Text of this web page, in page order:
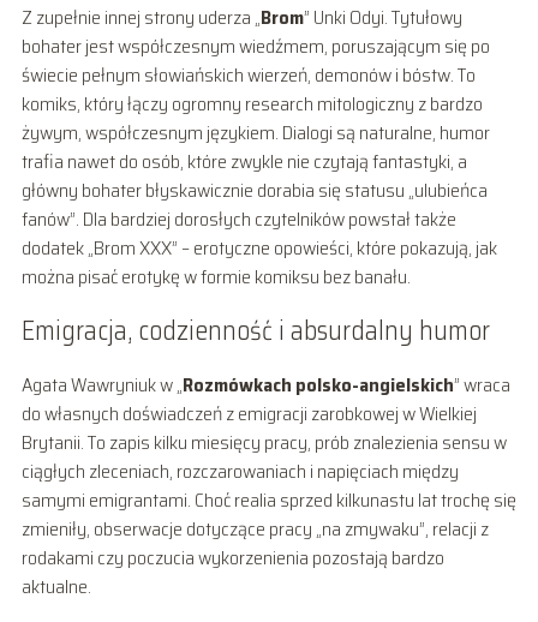
Z zupełnie innej strony uderza „Brom” Unki Odyi. Tytułowy
bohater jest współczesnym wiedźmem, poruszającym się po
świecie pełnym słowiańskich wierzeń, demonów i bóstw. To
komiks, który łączy ogromny research mitologiczny z bardzo
żywym, współczesnym językiem. Dialogi są naturalne, humor
trafia nawet do osób, które zwykle nie czytają fantastyki, a
główny bohater błyskawicznie dorabia się statusu „ulubieńca
fanów”. Dla bardziej dorosłych czytelników powstał także
dodatek „Brom XXX” – erotyczne opowieści, które pokazują, jak
można pisać erotykę w formie komiksu bez banału.
Emigracja, codzienność i absurdalny humor
Agata Wawryniuk w „Rozmówkach polsko-angielskich” wraca
do własnych doświadczeń z emigracji zarobkowej w Wielkiej
Brytanii. To zapis kilku miesięcy pracy, prób znalezienia sensu w
ciągłych zleceniach, rozczarowaniach i napięciach między
samymi emigrantami. Choć realia sprzed kilkunastu lat trochę się
zmieniły, obserwacje dotyczące pracy „na zmywaku”, relacji z
rodakami czy poczucia wykorzenienia pozostają bardzo
aktualne.